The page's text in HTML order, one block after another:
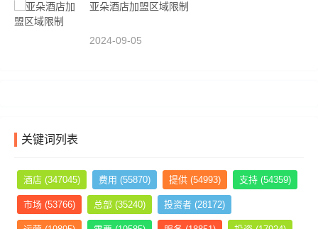
亚朵酒店加盟区域限制
2024-09-05
关键词列表
酒店 (347045) 费用 (55870) 提供 (54993) 支持 (54359)
市场 (53766) 总部 (35240) 投资者 (28172)